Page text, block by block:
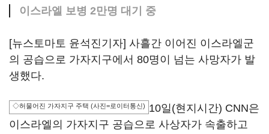
이스라엘 보병 2만명 대기 중
[뉴스토마토 윤석진기자] 사흘간 이어진 이스라엘군
의 공습으로 가자지구에서 80명이 넘는 사망자가 발
생했다.
◇허물어진 가자지구 주택 (사진=로이터통신)
10일(현지시간) CNN은
이스라엘의 가자지구 공습으로 사상자가 속출하고